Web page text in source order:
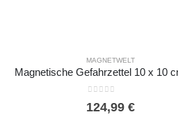
MAGNETWELT
124,99 €